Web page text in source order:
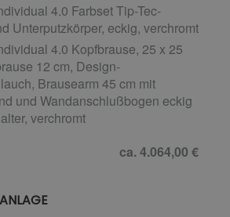
4.0 Farbset Tip-Tec-
Unterputzkörper, eckig, verchromt
4.0 Kopfbrause, 25 x 25
12 cm, Design-
Brausearm 45 cm mit
und Wandanschlußbogen eckig
verchromt
ca. 4.064,00 €